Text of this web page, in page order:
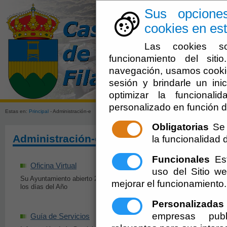
Sus
cookies en
Las cookies
funcionamiento del
navegación, usamos
sesión y brindarle un
optimizar la
personalizado en función
Obligatorias
la funcionalidad
Funcionales
uso del Sitio
mejorar el funcionamiento.
Personalizadas
empresas
Estas en: Principal - Administración-e
Administración-e
Oficina Virtual
Su Ayuntamiento abierto 24 horas todos
los días del Año
Perfil del
Información y
licitadores y
Guía de Servicios Impresos y